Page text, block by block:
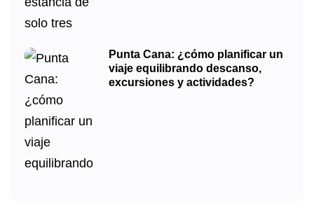
Punta Cana: ¿cómo planificar un
viaje equilibrando descanso,
excursiones y actividades?